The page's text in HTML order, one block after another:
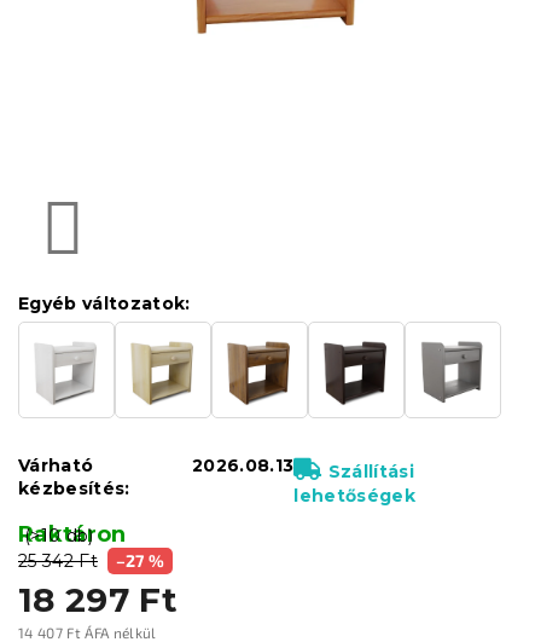
25 342 Ft –27 %
18 297 Ft
14 407 Ft ÁFA nélkül
Raktáron
(>10 db)
Egyéb változatok:
Várható
kézbesítés:
2026.08.13
Szállítási
lehetőségek